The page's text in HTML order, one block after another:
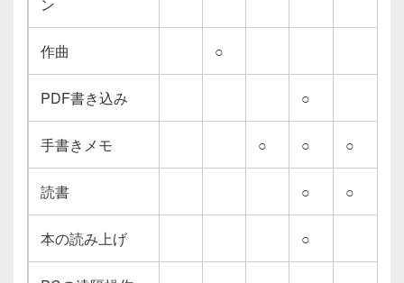
作曲 ○
PDF書き込み ○
手書きメモ ○ ○ ○
読書 ○ ○
本の読み上げ ○